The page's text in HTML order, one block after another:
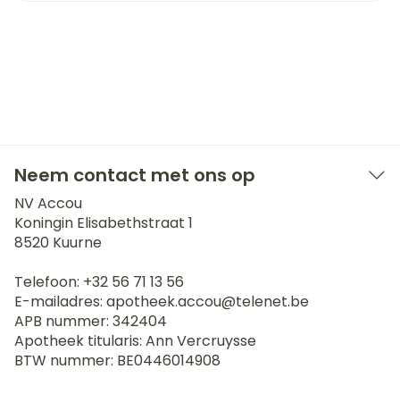
Neem contact met ons op
NV Accou
Koningin Elisabethstraat 1
8520 Kuurne
Telefoon: +32 56 71 13 56
E-mailadres: apotheek.accou@telenet.be
APB nummer: 342404
Apotheek titularis: Ann Vercruysse
BTW nummer: BE0446014908